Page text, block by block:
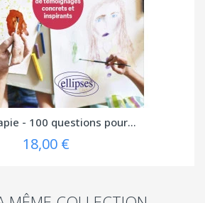
- 100 questions pour...
18,00 €